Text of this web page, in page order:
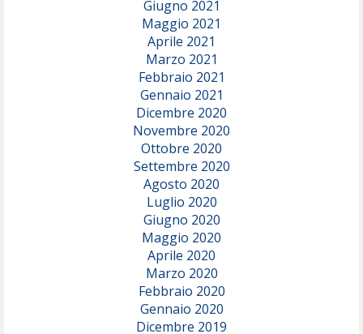
Giugno 2021
Maggio 2021
Aprile 2021
Marzo 2021
Febbraio 2021
Gennaio 2021
Dicembre 2020
Novembre 2020
Ottobre 2020
Settembre 2020
Agosto 2020
Luglio 2020
Giugno 2020
Maggio 2020
Aprile 2020
Marzo 2020
Febbraio 2020
Gennaio 2020
Dicembre 2019